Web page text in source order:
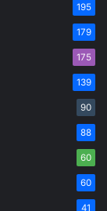
195
179
175
139
90
88
60
60
41